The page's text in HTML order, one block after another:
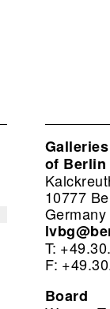
of Berlin
10777
Germany
T:
F:
Board